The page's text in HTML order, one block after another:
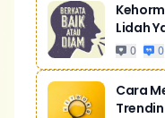
Lidah
0 0
Cara